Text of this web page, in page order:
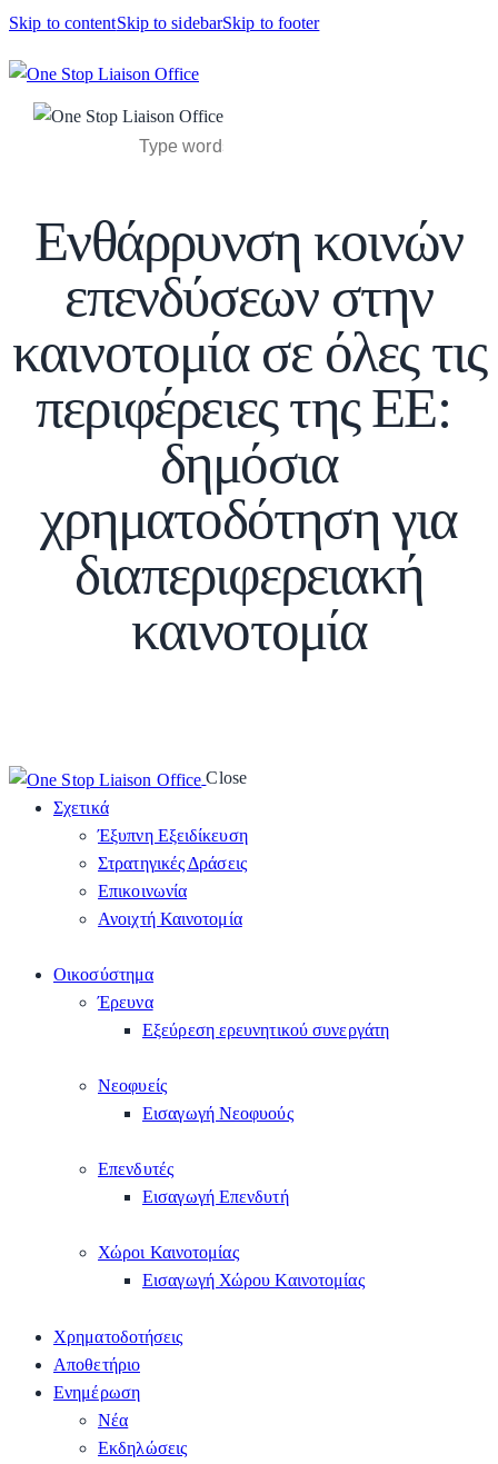
Skip to contentSkip to sidebarSkip to footer
Ενθάρρυνση κοινών
επενδύσεων στην
καινοτομία σε όλες τις
περιφέρειες της ΕΕ: ​​
δημόσια
χρηματοδότηση για
διαπεριφερειακή
καινοτομία
Close
Σχετικά
Έξυπνη Εξειδίκευση
Στρατηγικές Δράσεις
Επικοινωνία
Ανοιχτή Καινοτομία
Οικοσύστημα
Έρευνα
Εξεύρεση ερευνητικού συνεργάτη
Νεοφυείς
Εισαγωγή Νεοφυούς
Επενδυτές
Εισαγωγή Επενδυτή
Χώροι Καινοτομίας
Εισαγωγή Χώρου Καινοτομίας
Χρηματοδοτήσεις
Αποθετήριο
Ενημέρωση
Νέα
Εκδηλώσεις